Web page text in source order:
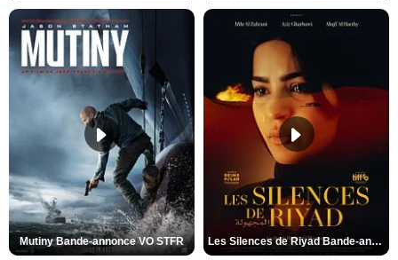
Mutiny Bande-annonce VO STFR Les Silences de Riyad Bande-annonce VO STFR